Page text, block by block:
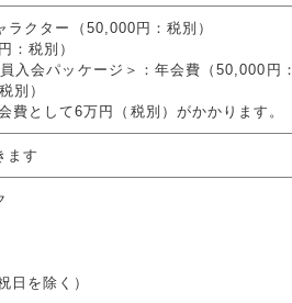
クター（50,000円：税別）
：税別）
入会パッケージ＞：年会費（50,000円：
別）
として6万円（税別）がかかります。
ます
日を除く）